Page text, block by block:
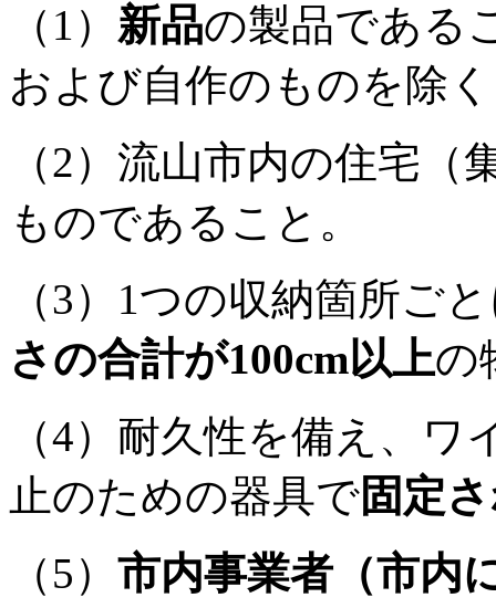
（1） 新品の製品である
および自作のものを除
（2）流山市内の住宅
ものであること。
（3）1つの収納箇所ご
さの合計が100cm以上の
（4）耐久性を備え、
止のための器具で固定
（5） 市内事業者（市内